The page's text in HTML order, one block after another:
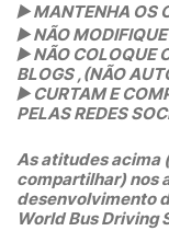
▶️MANTENHA OS
▶️NÃO
▶️NÃO COLOQUE
BLOGS ,(NÃO
▶️CURTAM E
PELAS REDES
As atitudes acima
compartilhar) nos
desenvolvimento
World Bus Driving